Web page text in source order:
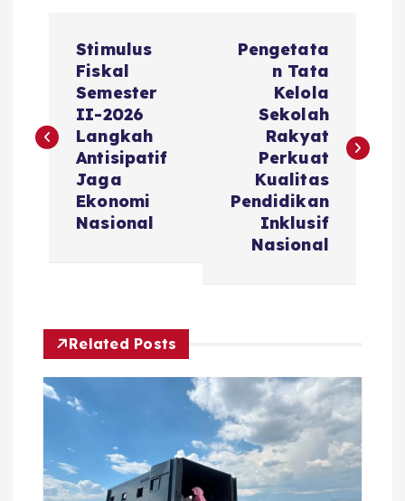
s
g
t
Stimulus
Fiskal
Semester
II-2026
Langkah
Antisipatif
Jaga
Ekonomi
Nasional
Pengetata
n Tata
Kelola
Sekolah
Rakyat
Perkuat
Kualitas
Pendidikan
Inklusif
Nasional
Related Posts